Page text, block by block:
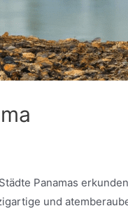
Panamas
und